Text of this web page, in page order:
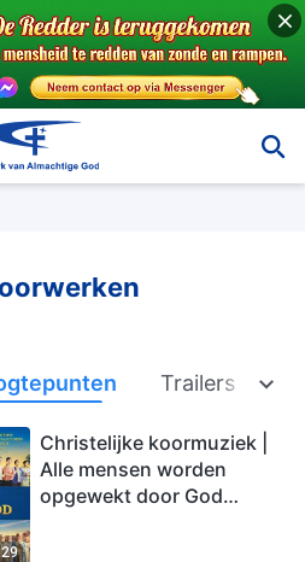
Trailers
Christelijke koormuziek |
Alle mensen worden
opgewekt door God